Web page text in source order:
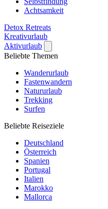
Achtsamkeit
Detox Retreats
Kreativurlaub
Aktivurlaub
Beliebte Themen
Wanderurlaub
Fastenwandern
Natururlaub
Trekking
Surfen
Beliebte Reiseziele
Deutschland
Österreich
Spanien
Portugal
Italien
Marokko
Mallorca